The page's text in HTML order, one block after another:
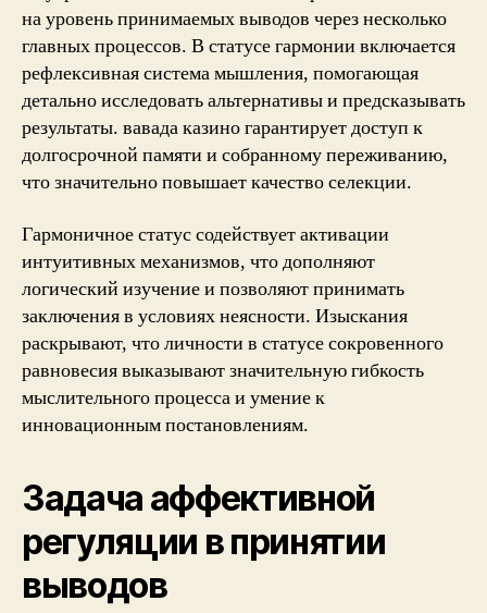
на уровень принимаемых выводов через несколько
главных процессов. В статусе гармонии включается
рефлексивная система мышления, помогающая
детально исследовать альтернативы и предсказывать
результаты. вавада казино гарантирует доступ к
долгосрочной памяти и собранному переживанию,
что значительно повышает качество селекции.
Гармоничное статус содействует активации
интуитивных механизмов, что дополняют
логический изучение и позволяют принимать
заключения в условиях неясности. Изыскания
раскрывают, что личности в статусе сокровенного
равновесия выказывают значительную гибкость
мыслительного процесса и умение к
инновационным постановлениям.
Задача аффективной
регуляции в принятии
выводов